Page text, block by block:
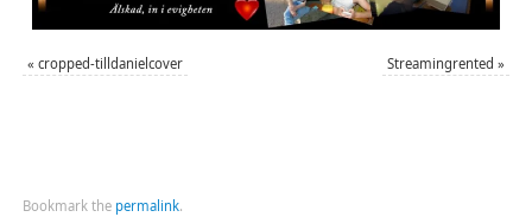
« cropped-tilldanielcover Streamingrented »
Bookmark the permalink.